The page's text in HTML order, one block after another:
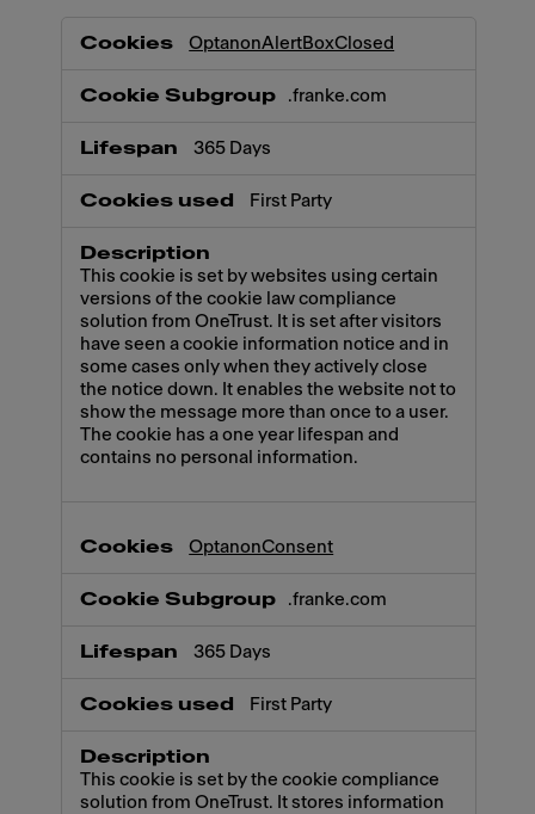
OptanonAlertBoxClosed
.franke.com
365 Days
First Party
This cookie is set by websites using certain
versions of the cookie law compliance
solution from OneTrust. It is set after visitors
have seen a cookie information notice and in
some cases only when they actively close
the notice down. It enables the website not to
show the message more than once to a user.
The cookie has a one year lifespan and
contains no personal information.
OptanonConsent
.franke.com
365 Days
First Party
This cookie is set by the cookie compliance
solution from OneTrust. It stores information